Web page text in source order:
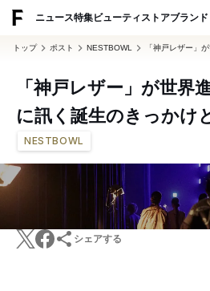
ニュース特集ビューティ ストアブランド
トップ ポスト NESTBOWL 「神戸レザー」
「神戸レザー」が世界
に訊く誕生のきっかけ
NESTBOWL
シェアする